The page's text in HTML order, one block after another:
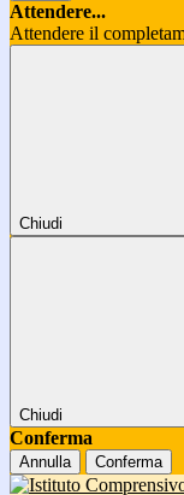
Attendere...
Attendere il
Chiudi
Chiudi
Conferma
Annulla Conferma